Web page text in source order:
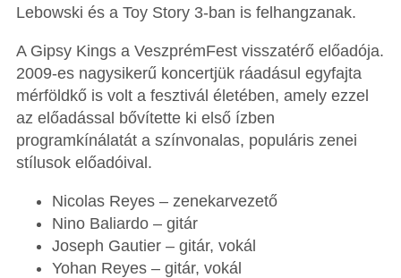
Lebowski és a Toy Story 3-ban is felhangzanak.
A Gipsy Kings a VeszprémFest visszatérő előadója.
2009-es nagysikerű koncertjük ráadásul egyfajta
mérföldkő is volt a fesztivál életében, amely ezzel
az előadással bővítette ki első ízben
programkínálatát a színvonalas, populáris zenei
stílusok előadóival.
Nicolas Reyes – zenekarvezető
Nino Baliardo – gitár
Joseph Gautier – gitár, vokál
Yohan Reyes – gitár, vokál